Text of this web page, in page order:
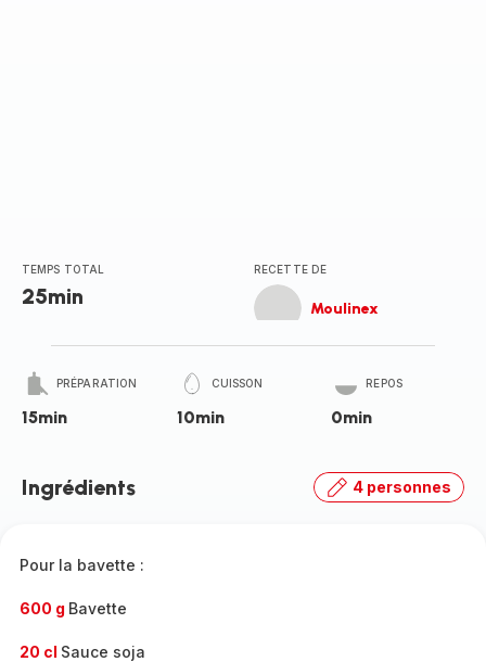
TEMPS TOTAL
25min
RECETTE DE
Moulinex
PRÉPARATION
15min
CUISSON
10min
REPOS
0min
Ingrédients 4 personnes
Pour la bavette :
600 g Bavette
20 cl Sauce soja